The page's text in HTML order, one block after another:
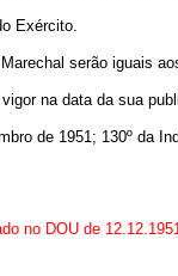
Exército.
serão iguais
na data da sua
de 1951; 130º da
no DOU de